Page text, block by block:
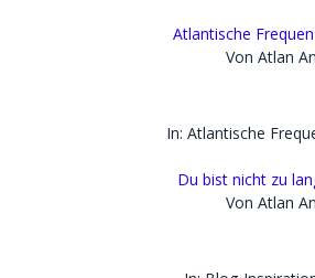
Atlantische
Von Atlan
In: Atlantische
Du bist nicht zu
Von Atlan